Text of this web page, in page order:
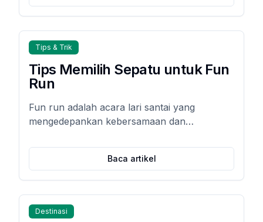
Tips & Trik
Tips Memilih Sepatu untuk Fun
Run
Fun run adalah acara lari santai yang
mengedepankan kebersamaan dan
Namun, tanpa tips memilih sepatu fun run
yang tepat, kaki mudah pegal, lecet, bahkan
cedera.
Baca artikel
Destinasi